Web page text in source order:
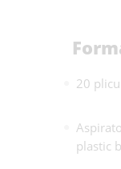
20
plastic